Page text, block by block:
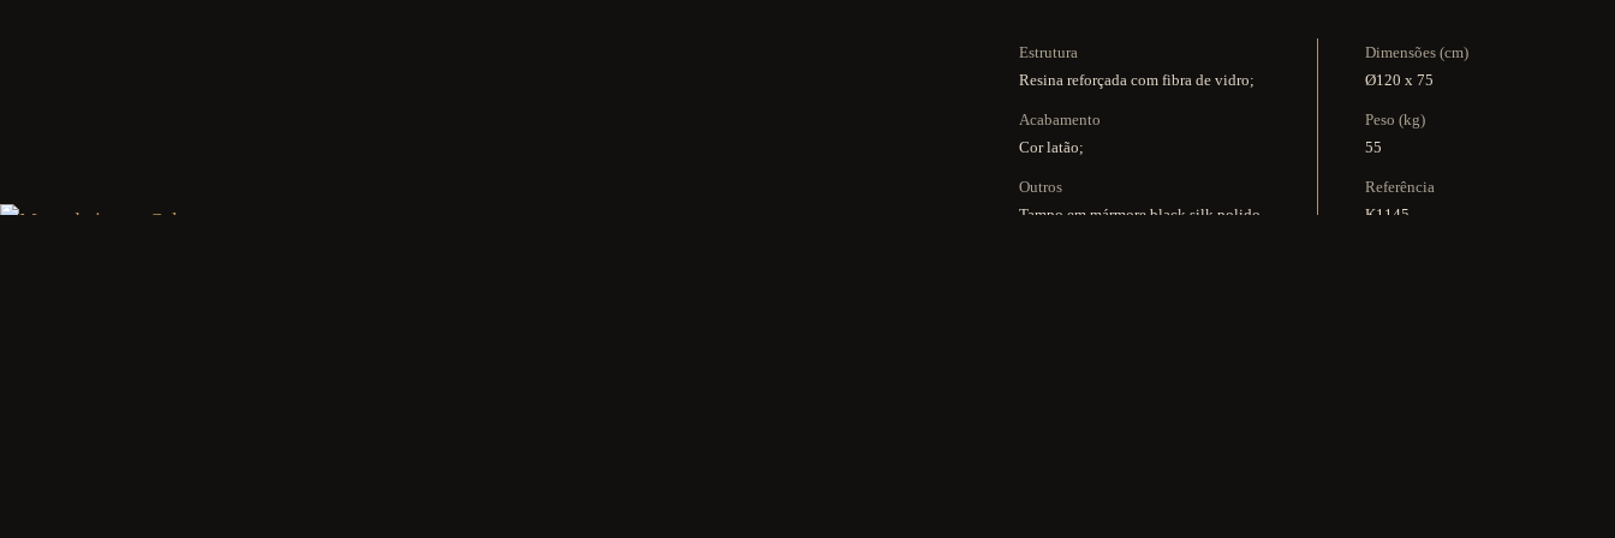
Estrutura
Resina reforçada com fibra de vidro;
Acabamento
Cor latão;
Outros
Tampo em mármore black silk polido
Dimensões (cm)
Ø120 x 75
Peso (kg)
55
Referência
K1145